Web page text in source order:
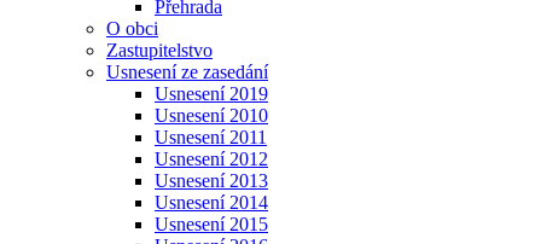
Přehrada
O obci
Zastupitelstvo
Usnesení ze zasedání
Usnesení 2019
Usnesení 2010
Usnesení 2011
Usnesení 2012
Usnesení 2013
Usnesení 2014
Usnesení 2015